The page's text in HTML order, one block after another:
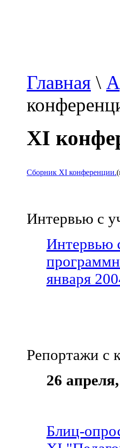
Главная \
XI
Сборник XI конференции.
Интервью с
Интервью
января
Репортажи с
26
Блиц-